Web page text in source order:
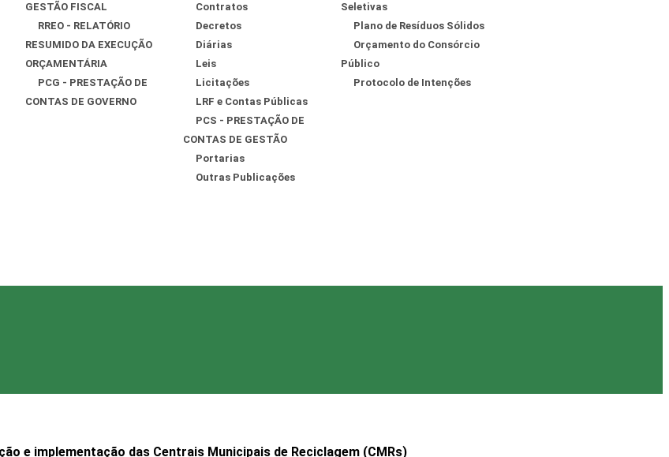
GESTÃO FISCAL
RREO - RELATÓRIO
RESUMIDO DA EXECUÇÃO
ORÇAMENTÁRIA
PCG - PRESTAÇÃO DE
CONTAS DE GOVERNO
Contratos
Decretos
Diárias
Leis
Licitações
LRF e Contas Públicas
PCS - PRESTAÇÃO DE
CONTAS DE GESTÃO
Portarias
Outras Publicações
Seletivas
Plano de Resíduos Sólidos
Orçamento do Consórcio
Público
Protocolo de Intenções
e implementação das Centrais Municipais de Reciclagem (CMRs)